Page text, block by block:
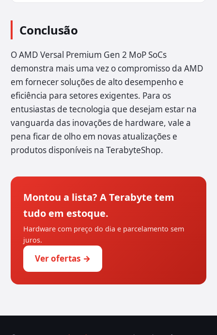
Conclusão
O AMD Versal Premium Gen 2 MoP SoCs
demonstra mais uma vez o compromisso da AMD
em fornecer soluções de alto desempenho e
eficiência para setores exigentes. Para os
entusiastas de tecnologia que desejam estar na
vanguarda das inovações de hardware, vale a
pena ficar de olho em novas atualizações e
produtos disponíveis na TerabyteShop.
Montou a lista? A Terabyte tem
tudo em estoque.
Hardware com preço do dia e parcelamento sem
juros.
Ver ofertas →